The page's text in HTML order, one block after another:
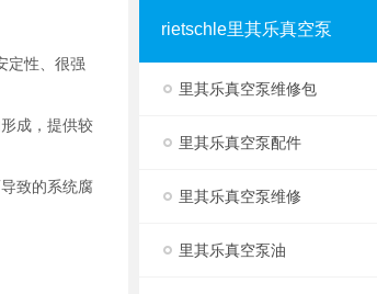
rietschle里其乐真空泵
里其乐真空泵维修包
里其乐真空泵配件
里其乐真空泵维修
里其乐真空泵油
定性、很强
成，提供较
致的系统腐